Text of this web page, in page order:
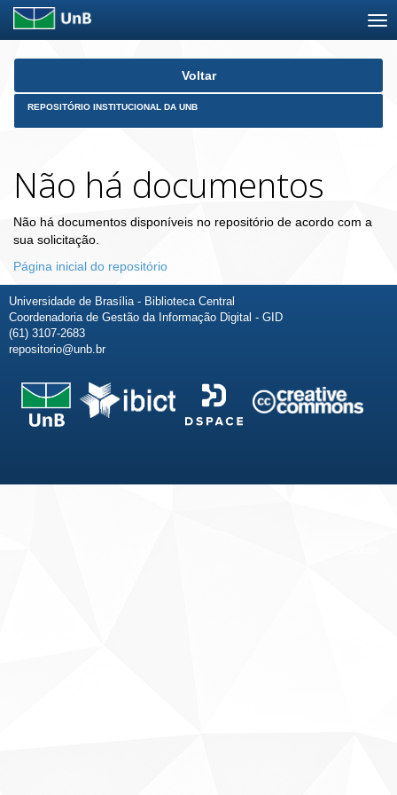
Skip
Voltar
REPOSITÓRIO INSTITUCIONAL DA UNB
Não há documentos
Não há documentos disponíveis no repositório de acordo com a
sua solicitação.
Página inicial do repositório
Universidade de Brasília - Biblioteca Central
Coordenadoria de Gestão da Informação Digital - GID
(61) 3107-2683
repositorio@unb.br